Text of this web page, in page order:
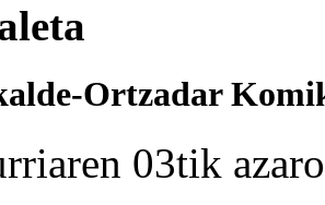
Ortzadar
03tik